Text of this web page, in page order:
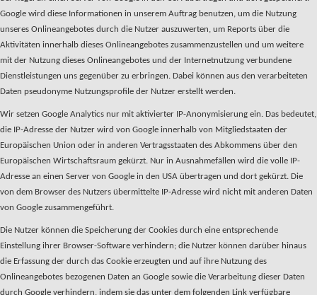
Google wird diese Informationen in unserem Auftrag benutzen, um die Nutzung
unseres Onlineangebotes durch die Nutzer auszuwerten, um Reports über die
Aktivitäten innerhalb dieses Onlineangebotes zusammenzustellen und um weitere
mit der Nutzung dieses Onlineangebotes und der Internetnutzung verbundene
Dienstleistungen uns gegenüber zu erbringen. Dabei können aus den verarbeiteten
Daten pseudonyme Nutzungsprofile der Nutzer erstellt werden.
Wir setzen Google Analytics nur mit aktivierter IP-Anonymisierung ein. Das bedeutet,
die IP-Adresse der Nutzer wird von Google innerhalb von Mitgliedstaaten der
Europäischen Union oder in anderen Vertragsstaaten des Abkommens über den
Europäischen Wirtschaftsraum gekürzt. Nur in Ausnahmefällen wird die volle IP-
Adresse an einen Server von Google in den USA übertragen und dort gekürzt. Die
von dem Browser des Nutzers übermittelte IP-Adresse wird nicht mit anderen Daten
von Google zusammengeführt.
Die Nutzer können die Speicherung der Cookies durch eine entsprechende
Einstellung ihrer Browser-Software verhindern; die Nutzer können darüber hinaus
die Erfassung der durch das Cookie erzeugten und auf ihre Nutzung des
Onlineangebotes bezogenen Daten an Google sowie die Verarbeitung dieser Daten
durch Google verhindern, indem sie das unter dem folgenden Link verfügbare